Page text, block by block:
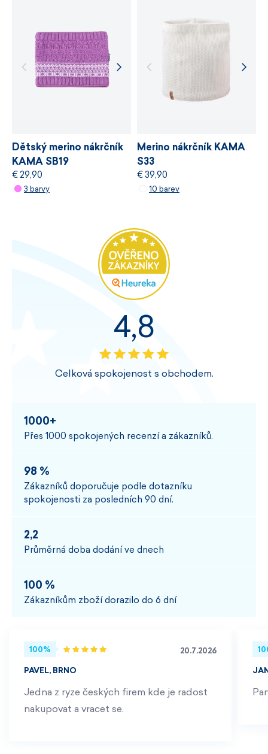
Vyrobeno v České republice.
Velikost dospělá UNI.
Dětský merino nákrčník
KAMA SB19
€ 29,90
3 barvy
Merino nákrčník KAMA
S33
€ 39,90
10 barev
4,8
Celková spokojenost s obchodem.
1000+
Přes 1000 spokojených recenzí a zákazníků.
98 %
Zákazníků doporučuje podle dotazníku
spokojenosti za posledních 90 dní.
2,2
Průměrná doba dodání ve dnech
100 %
Zákazníkům zboží dorazilo do 6 dní
100% 20.7.2026
PAVEL, BRNO
Jedna z ryze českých firem kde je radost
nakupovat a vracet se.